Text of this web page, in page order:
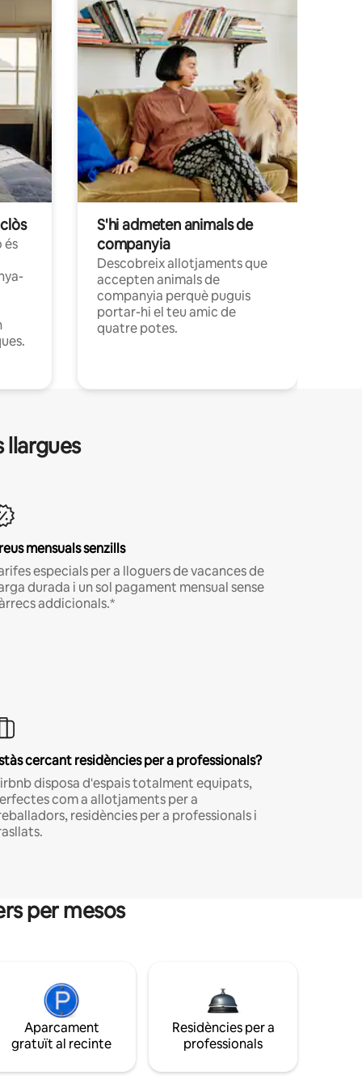
és
S'hi admeten animals de
companyia
Descobreix allotjaments que
accepten animals de
companyia perquè puguis
portar-hi el teu amic de
quatre potes.
llargues
mensuals senzills
especials per a lloguers de vacances de
durada i un sol pagament mensual sense
addicionals.*
cercant residències per a professionals?
disposa d'espais totalment equipats,
com a allotjaments per a
residències per a professionals i
per mesos
Aparcament
gratuït al recinte
Residències per a
professionals